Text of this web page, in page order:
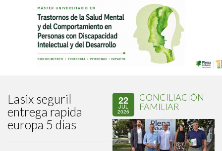
Lasix seguril
entrega rapida
europa 5 dias
22
JUL
2026
CONCILIACIÓN
FAMILIAR